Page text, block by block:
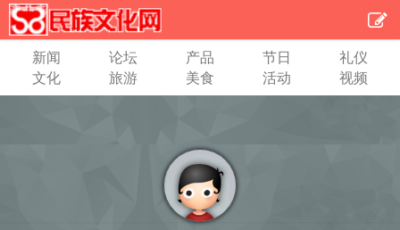
新闻 论坛 产品 节日
礼仪
文化
旅游 美食 活动 视频